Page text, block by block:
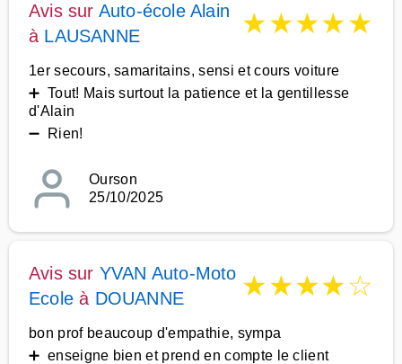
Avis sur Auto-école Alain
à LAUSANNE ★★★★★
1er secours, samaritains, sensi et cours voiture
➕ Tout! Mais surtout la patience et la gentillesse
d'Alain
➖ Rien!
Ourson
25/10/2025
Avis sur YVAN Auto-Moto
Ecole à DOUANNE ★★★★☆
bon prof beaucoup d'empathie, sympa
➕ enseigne bien et prend en compte le client